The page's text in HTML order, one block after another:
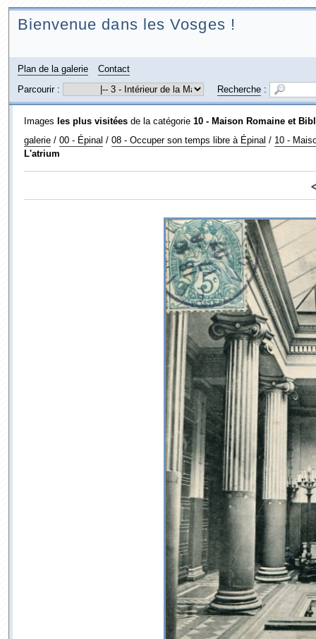
Bienvenue dans les Vosges !
Plan de la galerie
Contact
Parcourir :
Recherche:
Images les plus visitéesde la catégorie 10 - Maison Romaine et
galerie/ 00 - Épinal / 08 - Occuper son temps libre à Épinal / 10 -
L'atrium